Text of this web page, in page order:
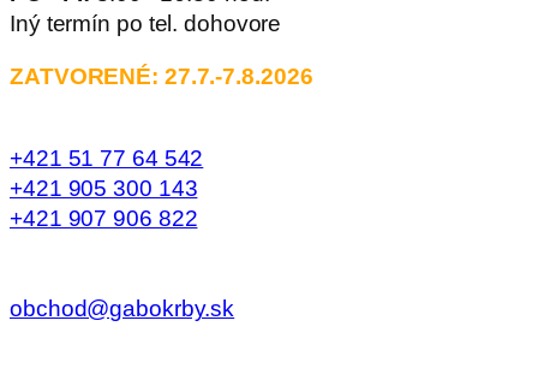
Iný termín po tel. dohovore
ZATVORENÉ: 27.7.-7.8.2026
+421 51 77 64 542
+421 905 300 143
+421 907 906 822
obchod@gabokrby.sk